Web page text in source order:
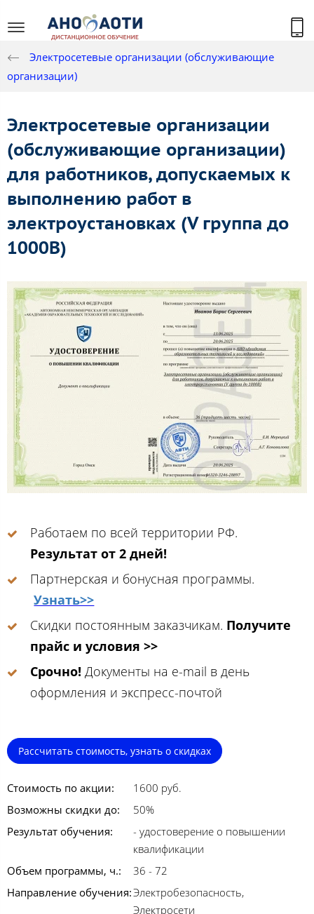
Электросетевые организации (обслуживающие
организации)
Электросетевые организации
(обслуживающие организации)
для работников, допускаемых к
выполнению работ в
электроустановках (V группа до
1000В)
Работаем по всей территории РФ.
Результат от 2 дней!
Партнерская и бонусная программы.
Узнать>>
Скидки постоянным заказчикам. Получите
прайс и условия >>
Срочно! Документы на e-mail в день
оформления и экспресс-почтой
Рассчитать стоимость, узнать о скидках
Стоимость по акции:
1600 руб.
Возможны скидки до:
50%
Результат обучения:
- удостоверение о повышении
квалификации
Объем программы, ч.:
36 - 72
Направление обучения:Электробезопасность,
Электросети